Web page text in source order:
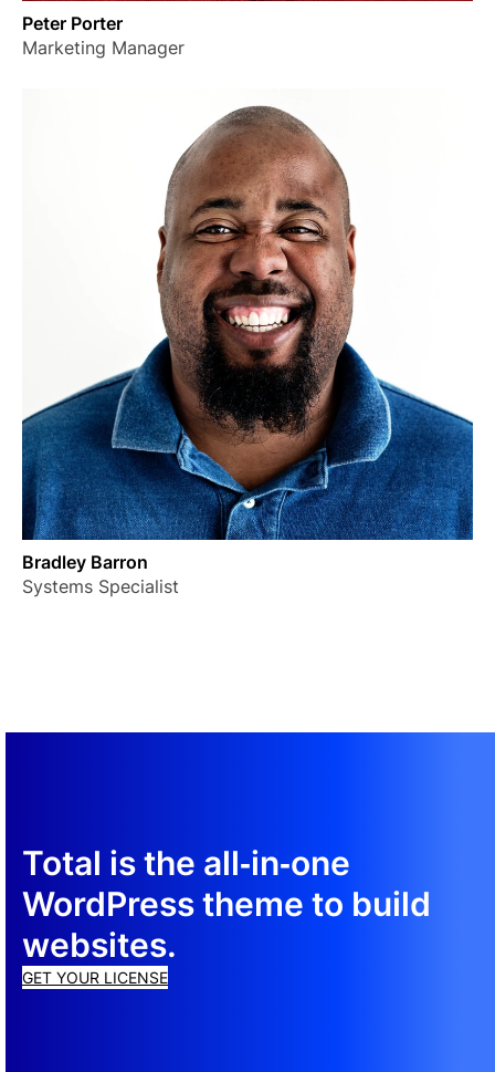
Peter Porter
Marketing Manager
Bradley Barron
Systems Specialist
Total is the all‑in‑one
WordPress theme to build
websites.
GET YOUR LICENSE